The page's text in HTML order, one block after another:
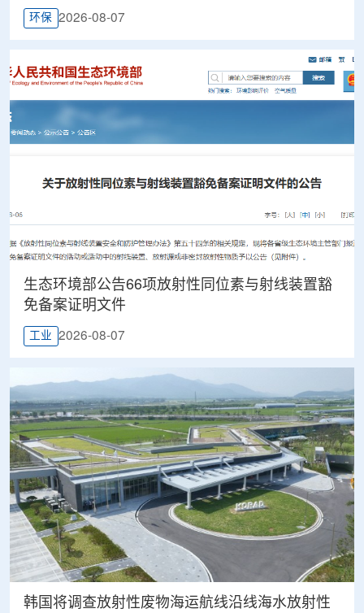
环保 2026-08-07
生态环境部公告66项放射性同位素与射线装置豁
免备案证明文件
工业 2026-08-07
韩国将调查放射性废物海运航线沿线海水放射性